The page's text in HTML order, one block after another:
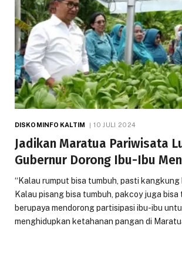
DISKOMINFO KALTIM 10 JULI 2024
Jadikan Maratua Pariwisata
Gubernur Dorong Ibu-Ibu
“Kalau rumput bisa tumbuh, pasti kangkung
Kalau pisang bisa tumbuh, pakcoy juga bisa
berupaya mendorong partisipasi ibu-ibu
menghidupkan ketahanan pangan di